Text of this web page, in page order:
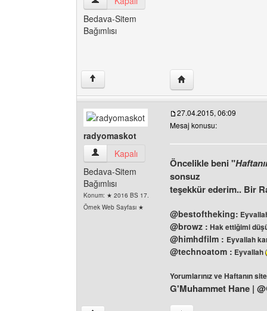
Bedava-Sitem
Bağımlısı
↑ Yazarın web sitesini
radyomaskot
radyomaskot Kullanıcının profilini görüntüle
Kapalı
Bedava-Sitem
Bağımlısı
Konum: ★ 2016 BS 17.
Örnek Web Sayfası ★
27.04.2015, 06:09
Mesaj konusu:
Öncelikle beni "
sonsuz
teşekkür ederim.. Bir
@bestoftheking:
@browz : Hak ettiğimi
@himhdfilm : Eyvallah
@technoatom : Eyvallah
Yorumlarınız ve Haftanın
G'Muhammet Hane |